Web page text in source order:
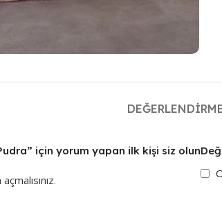
için yorum yapan ilk kişi siz olun
.